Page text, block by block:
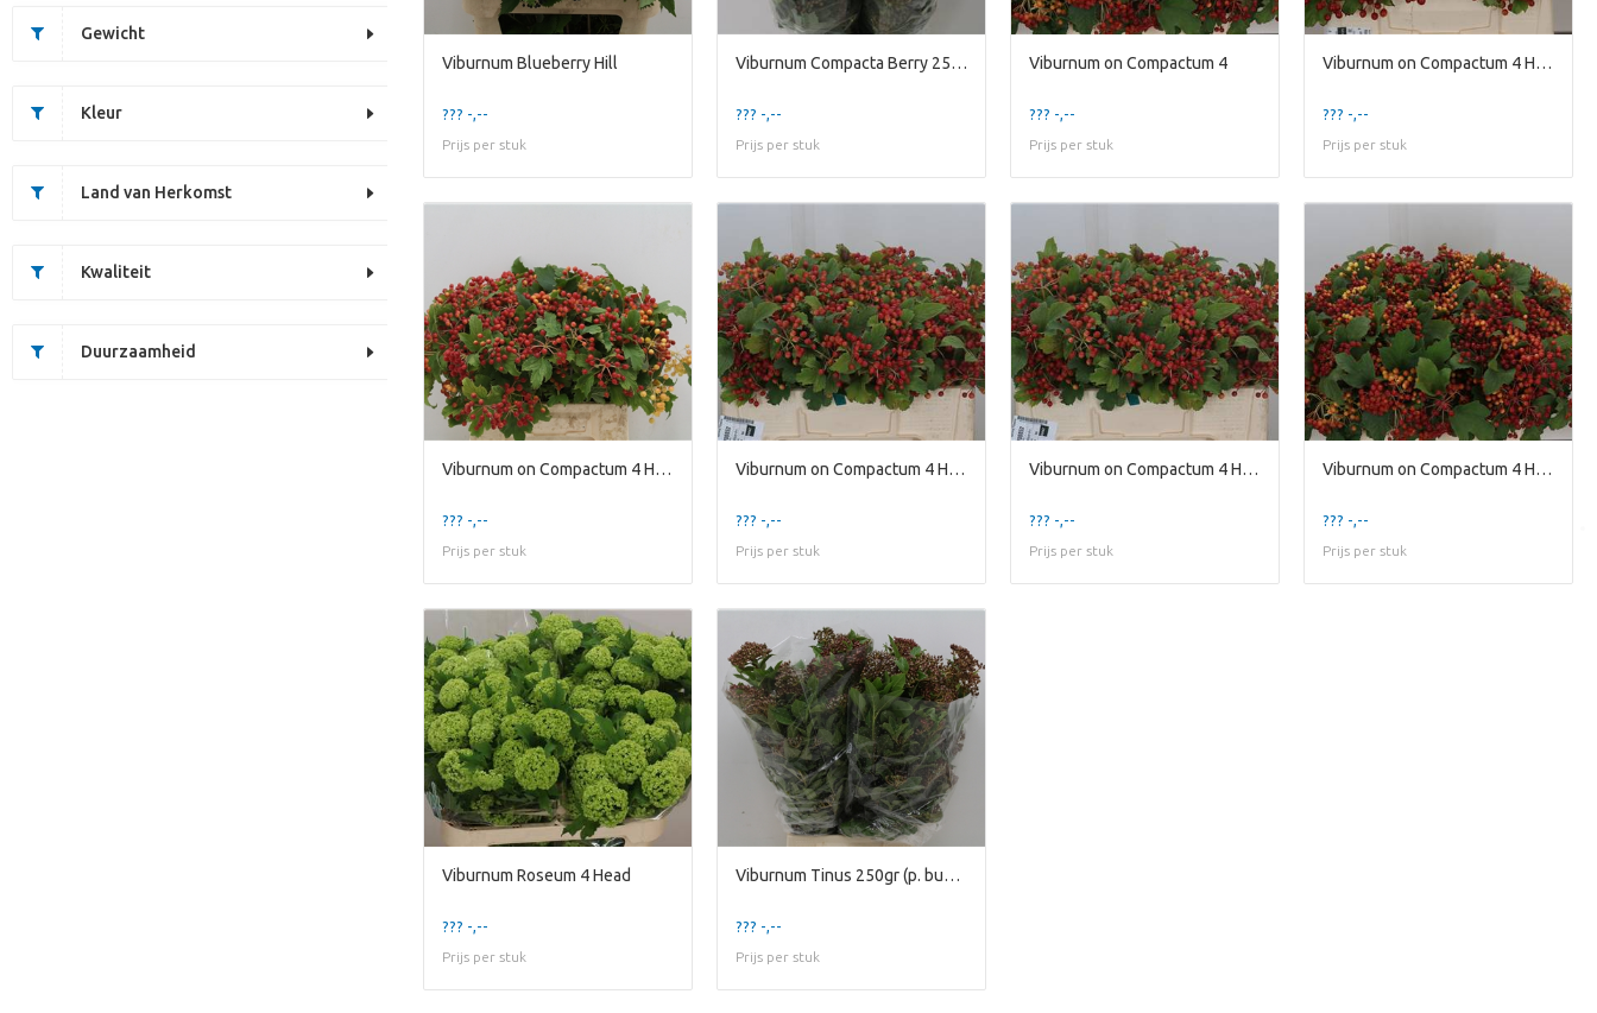
Gewicht
Kleur
Land van Herkomst
Kwaliteit
Duurzaamheid
Viburnum Blueberry Hill
??? -,--
Prijs per stuk
Viburnum Compacta Berry 250gr (p. bunch)
??? -,--
Prijs per stuk
Viburnum on Compactum 4
??? -,--
Prijs per stuk
Viburnum on Compactum 4 Head
??? -,--
Prijs per stuk
Viburnum on Compactum 4 Head
??? -,--
Prijs per stuk
Viburnum on Compactum 4 Head
??? -,--
Prijs per stuk
Viburnum on Compactum 4 Head
??? -,--
Prijs per stuk
Viburnum on Compactum 4 Head
??? -,--
Prijs per stuk
Viburnum Roseum 4 Head
??? -,--
Prijs per stuk
Viburnum Tinus 250gr (p. bunch)
??? -,--
Prijs per stuk